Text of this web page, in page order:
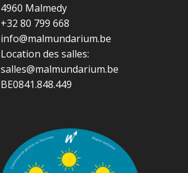
4960 Malmedy
+32 80 799 668
info@malmundarium.be
Location des salles:
salles@malmundarium.be
BE0841.848.449